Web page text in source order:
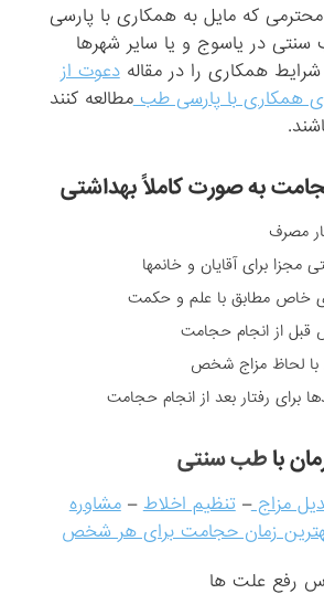
که مایل به همکاری با پارسی
در یاسوج و یا سایر شهرها
همکاری را در مقالهدعوت از
همکاری با پارسی طبمطالعه کنند
به صورت کاملاً بهداشتی
مصرف
مجزا برای آقایان و خانمها
خاص مطابق با علم و حکمت
از انجام حجامت
با لحاظ مزاج شخص
برای رفتار بعد از انجام حجامت
باطب سنتی
مزاج–تنظیم اخلاط–مشاوره
زمان حجامت برای هر شخص
رفع علت ها